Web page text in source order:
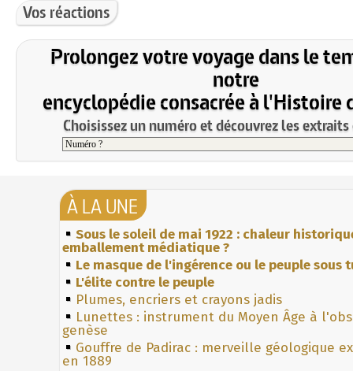
Vos réactions
Prolongez votre voyage dans le
notre
encyclopédie consacrée à l'Histoire
Choisissez un numéro et découvrez les
À LA UNE
Sous le soleil de mai 1922 : chaleur
emballement médiatique ?
Le masque de l'ingérence ou le peuple sous
L'élite contre le peuple
Plumes, encriers et crayons jadis
Lunettes : instrument du Moyen Âge à
genèse
Gouffre de Padirac : merveille géologique
en 1889